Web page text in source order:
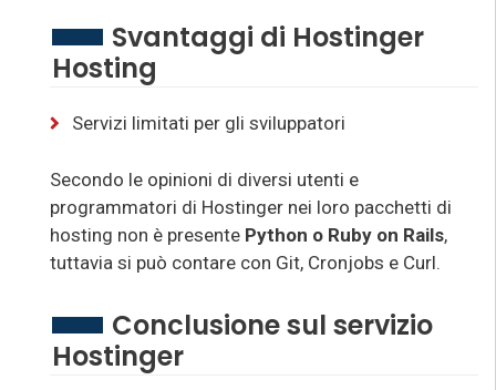
Svantaggi di Hostinger
Hosting
Servizi limitati per gli sviluppatori
Secondo le opinioni di diversi utenti e
programmatori di Hostinger nei loro pacchetti di
hosting non è presente Python o Ruby on Rails,
tuttavia si può contare con Git, Cronjobs e Curl.
Conclusione sul servizio
Hostinger